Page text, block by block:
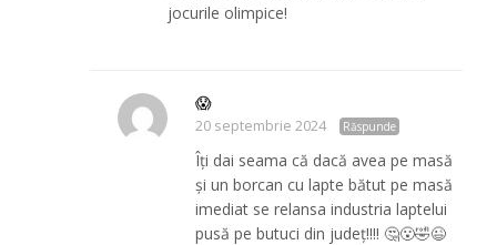
jocurile olimpice!
😱
20 septembrie 2024 Răspunde
Îți dai seama că dacă avea pe masă
și un borcan cu lapte bătut pe masă
imediat se relansa industria laptelui
pusă pe butuci din județ!!!! 🤔😮🤣😉